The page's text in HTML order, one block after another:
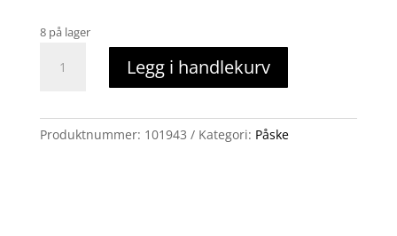
8 på lager
med
Legg i handlekurv
Produktnummer: 101943 Kategori: Påske